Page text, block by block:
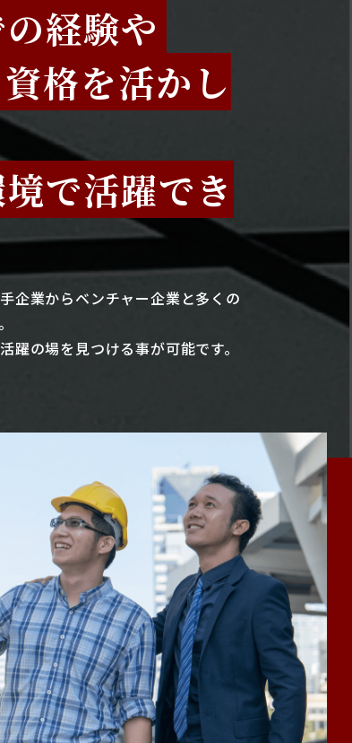
経験や
格を活かし
で活躍でき
企業からベンチャー企業と多くの
躍の場を見つける事が可能です。